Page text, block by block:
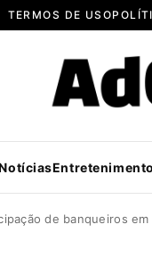
TERMOS DE USO
Entretenimento
de banqueiros